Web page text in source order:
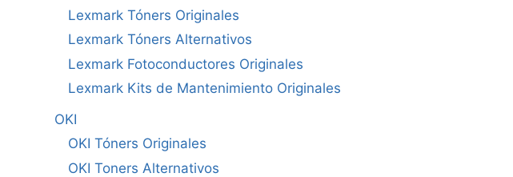
Lexmark Tóners Originales
Lexmark Tóners Alternativos
Lexmark Fotoconductores Originales
Lexmark Kits de Mantenimiento Originales
OKI
OKI Tóners Originales
OKI Toners Alternativos